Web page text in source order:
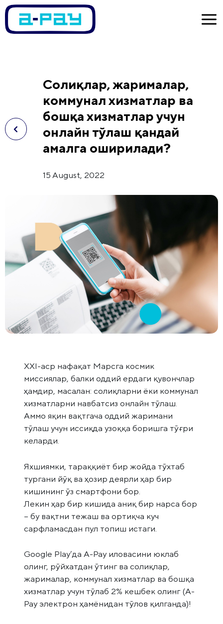
Солиқлар, жарималар,
коммунал хизматлар ва
бошқа хизматлар учун
онлайн тўлаш қандай
амалга оширилади?
15 August, 2022
ХХI-аср нафақат Марсга космик
миссиялар, балки оддий ердаги қувончлар
ҳамдир, масалан: солиқларни ёки коммунал
хизматларни навбатсиз онлайн тўлаш.
Аммо яқин вақтгача оддий жаримани
тўлаш учун иссиқда узоққа боришга тўғри
келарди.
Яхшиямки, тараққиёт бир жойда тўхтаб
тургани йўқ ва ҳозир деярли ҳар бир
кишининг ўз смартфони бор.
Лекин ҳар бир кишида аниқ бир нарса бор
– бу вақтни тежаш ва ортиқча куч
сарфламасдан пул топиш истаги.
Google Play’да A-Pay иловасини юклаб
олинг, рўйхатдан ўтинг ва солиқлар,
жарималар, коммунал хизматлар ва бошқа
хизматлар учун тўлаб 2% кешбек олинг (A-
Pay электрон ҳамёнидан тўлов қилганда)!